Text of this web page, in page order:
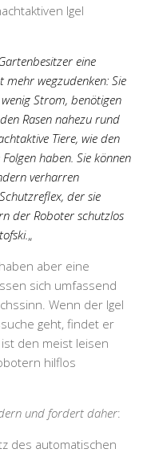
Igel
eine
wegzudenken: Sie
Strom, benötigen
Rasen nahezu rund
Tiere, wie den
haben. Sie können
verharren
der sie
der Roboter schutzlos
„
aber eine
sich umfassend
Wenn der Igel
geht, findet er
den meist leisen
hilflos
und fordert daher:
des automatischen